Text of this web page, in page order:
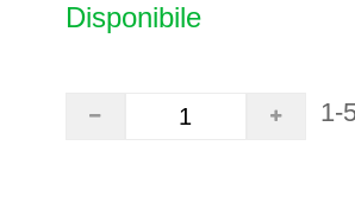
Disponibile
1-